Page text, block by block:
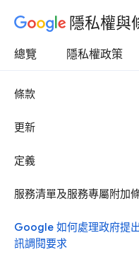
隱私權與
總覽 隱私權政策
條款
更新
定義
服務清單及服務專屬附加
Google 如何處理政府提
訊調閱要求